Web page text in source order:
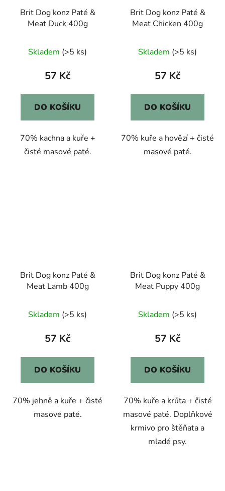
Brit Dog konz Paté &
Meat Duck 400g
Skladem (>5 ks)
57 Kč
DO KOŠÍKU
70% kachna a kuře +
čisté masové paté.
Brit Dog konz Paté &
Meat Chicken 400g
Skladem (>5 ks)
57 Kč
DO KOŠÍKU
70% kuře a hovězí + čisté
masové paté.
Brit Dog konz Paté &
Meat Lamb 400g
Skladem (>5 ks)
57 Kč
DO KOŠÍKU
70% jehně a kuře + čisté
masové paté.
Brit Dog konz Paté &
Meat Puppy 400g
Skladem (>5 ks)
57 Kč
DO KOŠÍKU
70% kuře a krůta + čisté
masové paté. Doplňkové
krmivo pro štěňata a
mladé psy.